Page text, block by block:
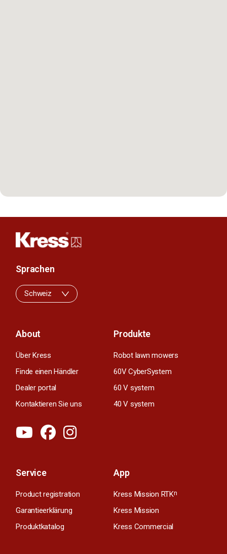
About
Über Kress
Finde einen Händler
Dealer portal
Kontaktieren Sie uns
Produkte
Robot lawn mowers
60V CyberSystem
60 V system
40 V system
Service
Product registration
Garantieerklärung
Produktkatalog
App
Kress Mission RTKn
Kress Mission
Kress Commercial
Sprachen
Schweiz